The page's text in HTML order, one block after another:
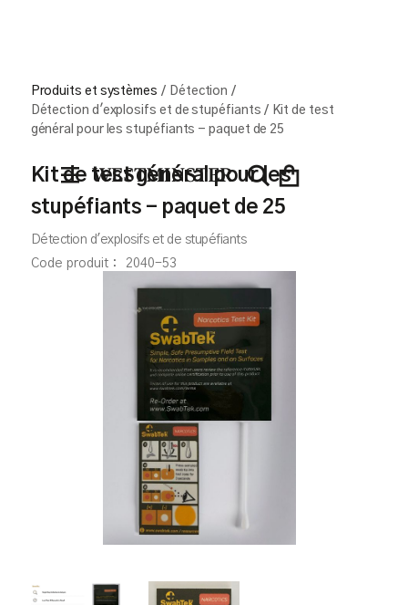
Produits et systèmes / Détection /
Détection d'explosifs et de stupéfiants / Kit de test
général pour les stupéfiants - paquet de 25
Kit de test général pour les
stupéfiants - paquet de 25
Détection d'explosifs et de stupéfiants
Code produit :
2040-53